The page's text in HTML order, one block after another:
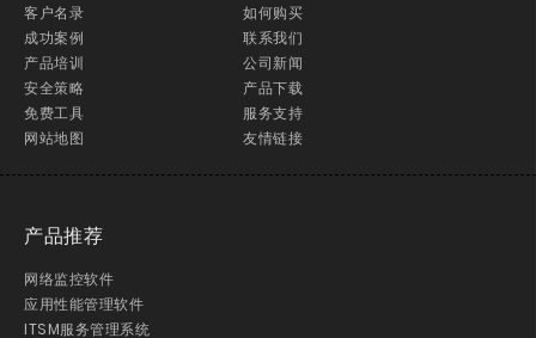
客户名录
成功案例
产品培训
安全策略
免费工具
网站地图
如何购买
联系我们
公司新闻
产品下载
服务支持
友情链接
产品推荐
网络监控软件
应用性能管理软件
ITSM服务管理系统